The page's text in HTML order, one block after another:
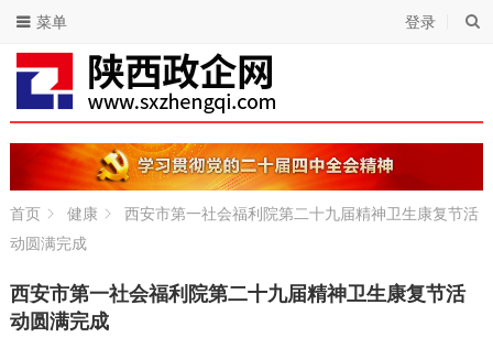
登录
菜单
首页 健康
西安市第一社会福利院第二十九届精神卫生康复节活
动圆满完成
西安市第一社会福利院第二十九届精神卫生康复节活
动圆满完成